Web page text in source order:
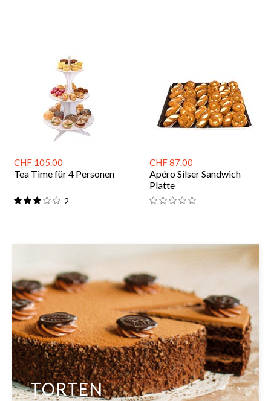
CHF 105.00
Tea Time für 4 Personen
2
CHF 87.00
Apéro Silser Sandwich
Platte
TORTEN